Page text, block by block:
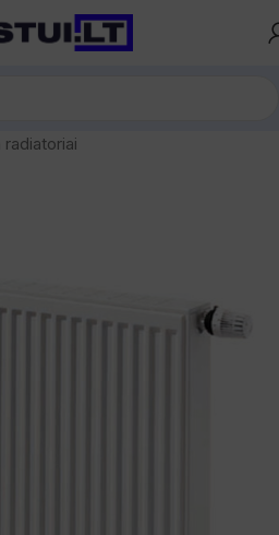
radiatoriai